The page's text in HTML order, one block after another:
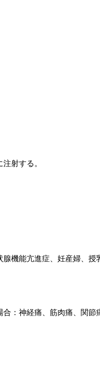
射する。
機能亢進症、妊産婦、授
：神経痛、筋肉痛、関